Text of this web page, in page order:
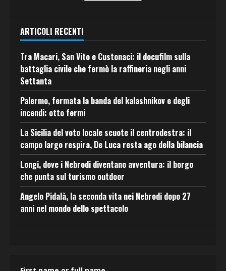
ARTICOLI RECENTI
Tra Macari, San Vito e Custonaci: il docufilm sulla
battaglia civile che fermò la raffineria negli anni
Settanta
Palermo, fermata la banda del kalashnikov e degli
incendi: otto fermi
La Sicilia del voto locale scuote il centrodestra: il
campo largo respira, De Luca resta ago della bilancia
Longi, dove i Nebrodi diventano avventura: il borgo
che punta sul turismo outdoor
Angelo Pidalà, la seconda vita nei Nebrodi dopo 27
anni nel mondo dello spettacolo